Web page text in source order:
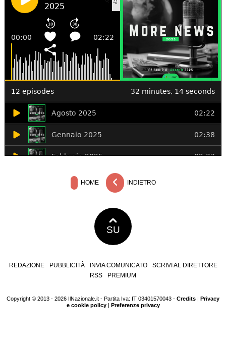
HOME INDIETRO
SU
REDAZIONE PUBBLICITÀ INVIA COMUNICATO
SCRIVI AL DIRETTORE
RSS
PREMIUM
Copyright © 2013 - 2026 IlNazionale.it - Partita Iva: IT 03401570043 - Credits | Privacy
e cookie policy| Preferenze privacy